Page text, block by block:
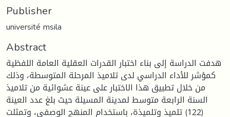
Publisher
université msila
Abstract
هدفت الدراسة إلى بناء اختبار القدرات العقلية العامة اللفظية
كمؤشر للأداء الدراسي لدى تلاميذ المرحلة المتوسطة، وذلك
من خلال تطبيق هذا الاختبار على عينة عشوائية من تلاميذ
السنة الرابعة متوسط لمدينة المسيلة حيث بلغ عدد العينة
(122) تلميذ وتلميذة، باستخدام المنهج الوصفي، وتمثلت